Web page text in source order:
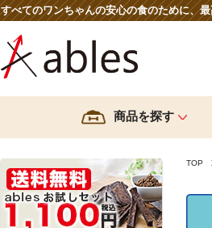
すべてのワンちゃんの安心の食のために、
商品を探す
ブランドから探す
えぞ雪もみじ
鹿肉生産工場へのこだわり
TOP